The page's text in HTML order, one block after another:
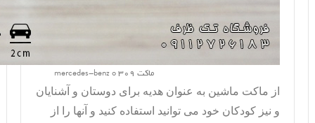
ماکت mercedes-benz o 309
از ماکت ماشین به عنوان هدیه برای دوستان و آشنایان
و نیز کودکان خود می توانید استفاده کنید و آنها را از